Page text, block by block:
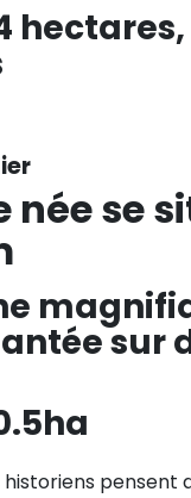
née se
sur
pensent